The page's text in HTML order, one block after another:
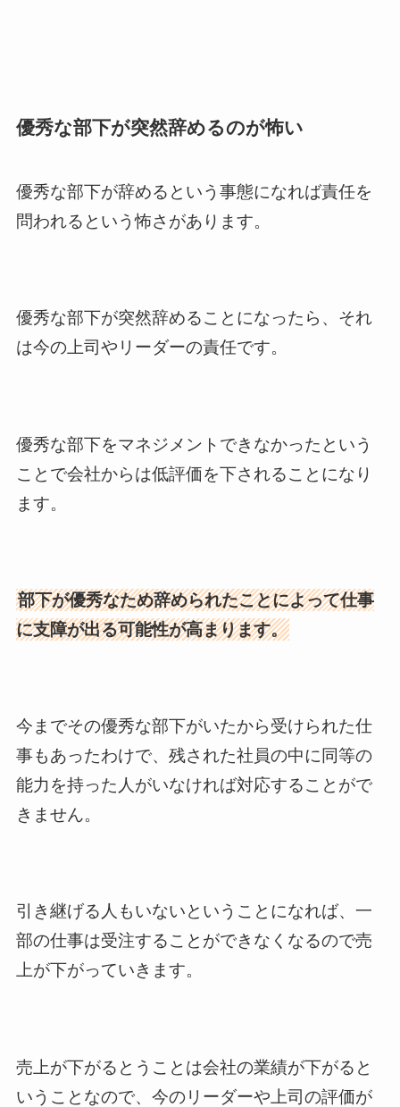
優秀な部下が突然辞めるのが怖い
優秀な部下が辞めるという事態になれば責任を
問われるという怖さがあります。
優秀な部下が突然辞めることになったら、それ
は今の上司やリーダーの責任です。
優秀な部下をマネジメントできなかったという
ことで会社からは低評価を下されることになり
ます。
部下が優秀なため辞められたことによって仕事
に支障が出る可能性が高まります。
今までその優秀な部下がいたから受けられた仕
事もあったわけで、残された社員の中に同等の
能力を持った人がいなければ対応することがで
きません。
引き継げる人もいないということになれば、一
部の仕事は受注することができなくなるので売
上が下がっていきます。
売上が下がるとうことは会社の業績が下がると
いうことなので、今のリーダーや上司の評価が